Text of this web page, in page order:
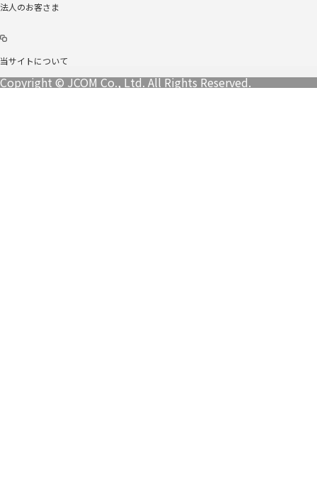
法人のお客さま
当サイトについて
Copyright © JCOM Co., Ltd. All Rights Reserved.